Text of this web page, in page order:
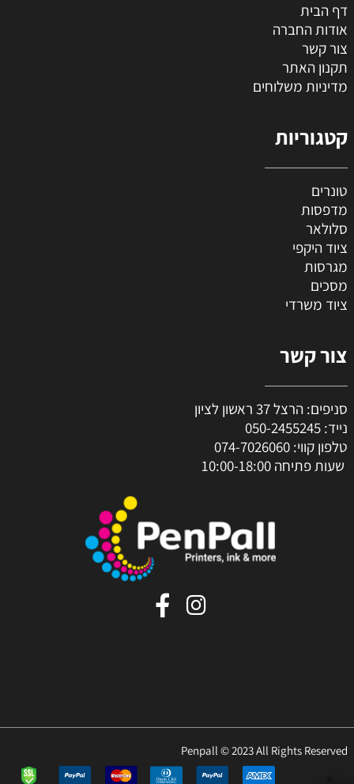
דף הבית
אודות החברה
צור קשר
תקנון האתר
מדיניות משלוחים
קטגוריות
טונרים
מדפסות
סלולאר
ציוד היקפי
מגרסות
מסכים
ציוד משרדי
צור קשר
סניפים: הרצל 37 ראשון לציון
נייד: 050-2455245
טלפון קווי: 074-7026060
שעות פתיחה 10:00-18:00
Penpall © 2023 All Rights Reserved